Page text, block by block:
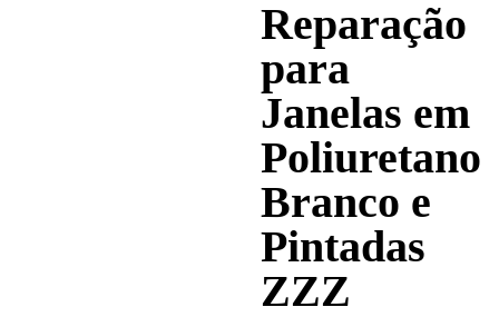
Reparação
para
Janelas em
Poliuretano
Branco e
Pintadas
ZZZ